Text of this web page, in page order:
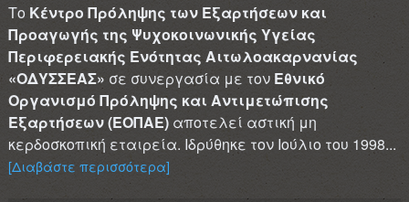
Το Κέντρο Πρόληψης των Εξαρτήσεων και
Προαγωγής της Ψυχοκοινωνικής Υγείας
Περιφερειακής Ενότητας Αιτωλοακαρνανίας
«ΟΔΥΣΣΕΑΣ» σε συνεργασία με τον Εθνικό
Οργανισμό Πρόληψης και Αντιμετώπισης
Εξαρτήσεων (ΕΟΠΑΕ)αποτελεί αστική μη
κερδοσκοπική εταιρεία. Ιδρύθηκε τον Ιούλιο του 1998...
[Διαβάστε περισσότερα]